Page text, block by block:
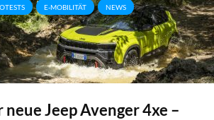
E-MOBILITÄT NEWS
neue Jeep Avenger 4xe –